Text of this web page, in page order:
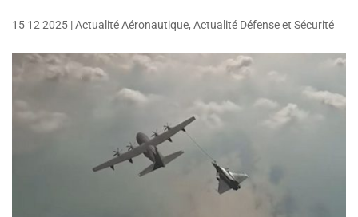
15 12 2025 |Actualité Aéronautique, Actualité Défense et Sécurité